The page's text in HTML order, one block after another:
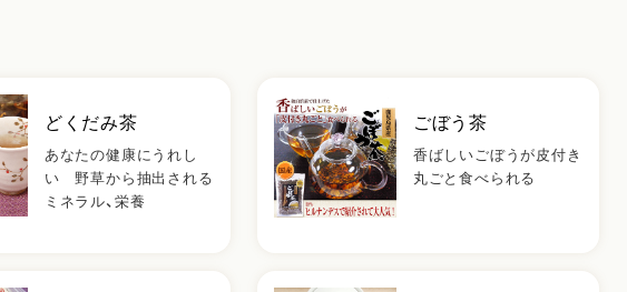
どくだみ茶
あなたの健康にうれし
い 野草から抽出される
ミネラル、栄養
ごぼう茶
香ばしいごぼうが皮付き
丸ごと食べられる